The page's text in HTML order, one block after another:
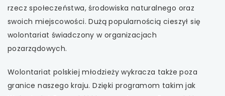
uwaga, link otwiera się w nowej karcie
uwaga, link otwiera się w nowej karcie
uwaga, link otwiera się w nowej karcie
rzecz społeczeństwa, środowiska naturalnego oraz
swoich miejscowości. Dużą popularnością cieszył się
wolontariat świadczony w organizacjach
pozarządowych.
Wolontariat polskiej młodzieży wykracza także poza
granice naszego kraju. Dzięki programom takim jak